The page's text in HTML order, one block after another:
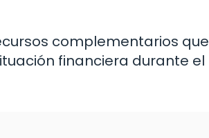
complementarios que
financiera durante el